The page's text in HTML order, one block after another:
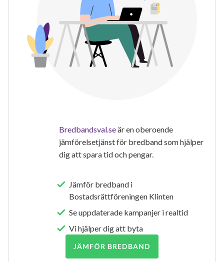
Bredbandsval.seär en oberoende
jämförelsetjänst för bredband som hjälper
dig att spara tid och pengar.
Jämför bredband i
Bostadsrättföreningen Klinten
Se uppdaterade kampanjer i realtid
Vi hjälper dig att byta
JÄMFÖR BREDBAND